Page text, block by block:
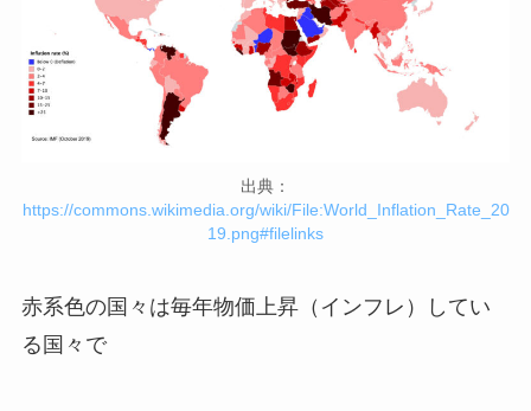
出典：
https://commons.wikimedia.org/wiki/File:World_Inflation_Rate_20
19.png#filelinks
赤系色の国々は毎年物価上昇（インフレ）してい
る国々で